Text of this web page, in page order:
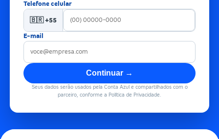
Telefone celular
🇧🇷 +55
E-mail
Continuar →
Seus dados serão usados pela Conta Azul e compartilhados com o
parceiro, conforme a Política de Privacidade.